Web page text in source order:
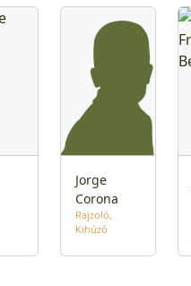
Jorge
Corona
Rajzoló
Kihúzó